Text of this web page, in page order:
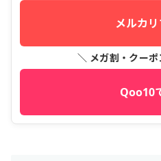
メルカ
＼ メガ割・クー
Qoo10